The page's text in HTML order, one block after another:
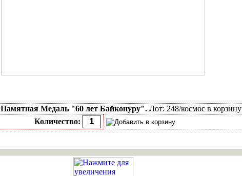
Памятная Медаль "60 лет Байконуру".Лот: 248/космос в корзину
Количество: